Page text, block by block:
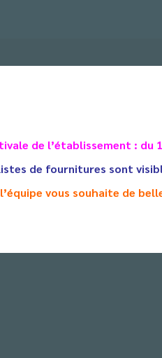
de l’établissement : du
de fournitures sont
vous souhaite de
élèves de Première se sont
de Toulouse ce jeudi
investis dans l’animation
leur a été donnée
supérieures courtes et plus
avec l’utilisation de